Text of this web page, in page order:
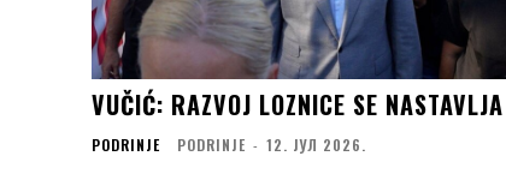
VUČIĆ: RAZVOJ LOZNICE SE NASTAVLJA
PODRINJE PODRINJE - 12. ЈУЛ 2026.